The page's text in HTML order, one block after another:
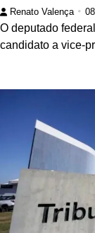
Renato Valença
O deputado
candidato a vice-